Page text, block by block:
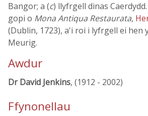
Bangor; a (c) llyfrgell dinas
gopi o Mona Antiqua Restaurata,
(Dublin, 1723), a'i roi i lyfrgell ei hen
Meurig.
Awdur
Dr David Jenkins, (1912 - 2002)
Ffynonellau